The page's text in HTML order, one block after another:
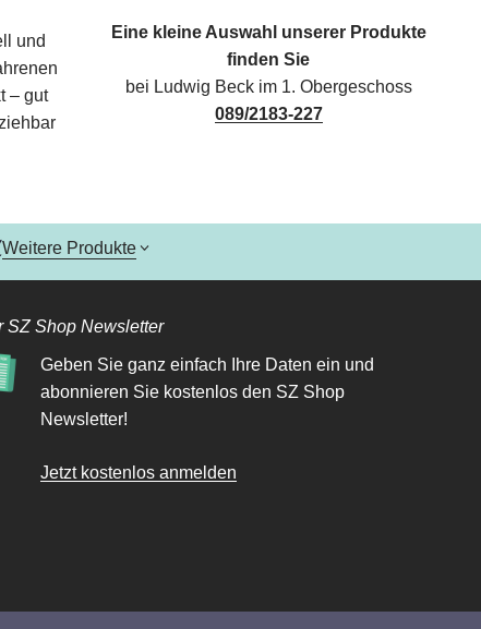
und
– gut
Eine kleine Auswahl unserer Produkte
finden Sie
bei Ludwig Beck im 1. Obergeschoss
089/2183-227
Weitere Produkte
SZ Shop Newsletter
Geben Sie ganz einfach Ihre Daten ein und
abonnieren Sie kostenlos den SZ Shop
Newsletter!
Jetzt kostenlos anmelden